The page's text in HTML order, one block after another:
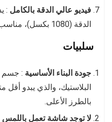
فيديو عالي الدقة بالكامل :
الدقة (1080 بكسل)، مناسب لتصوير الفيديو العادي.
سلبيات
جودة البناء الأساسية : جسم
البلاستيك، والذي يبدو أقل
بالطرز الأعلى.
لا توجد شاشة تعمل باللمس